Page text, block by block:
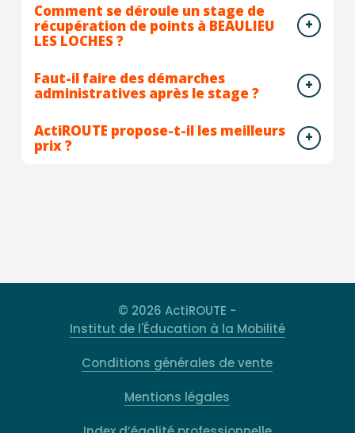
Comment se déroule un stage de
récupération de points à BEAULIEU
LES LOCHES ?
Faut-il faire des démarches
administratives après le stage ?
ActiROUTE propose-t-il les meilleurs
prix ?
© 2026 ActiROUTE -
Institut de l'Éducation à la Mobilité
Conditions générales de vente
Mentions légales